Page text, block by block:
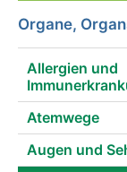
Organe,
Allergien und
Atemwege
Augen und